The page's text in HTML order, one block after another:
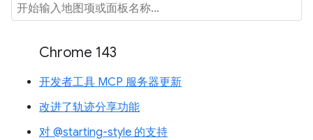
Chrome 143
开发者工具 MCP 服务器更新
改进了轨迹分享功能
对 @starting-style 的支持